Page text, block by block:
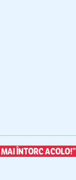
ÎNTORC ACOLO!”